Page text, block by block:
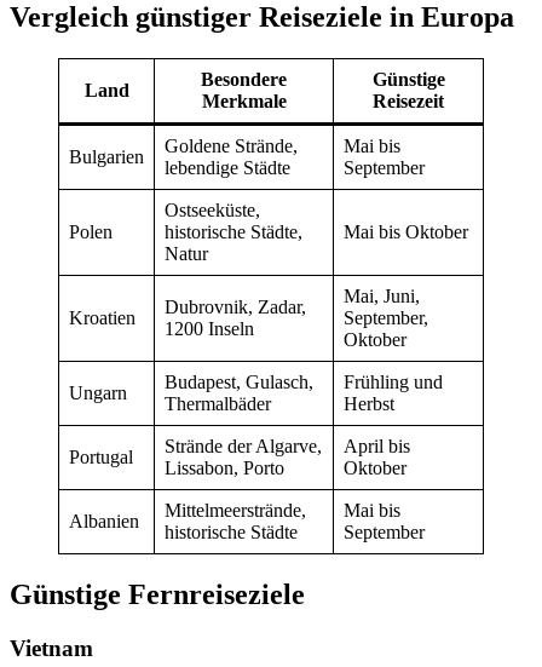
Vergleich günstiger Reiseziele in Europa
Land
Besondere
Merkmale
Günstige
Reisezeit
Bulgarien
Goldene Strände,
lebendige Städte
Mai bis
September
Polen
Ostseeküste,
historische Städte,
Natur
Mai bis Oktober
Kroatien
Dubrovnik, Zadar,
1200 Inseln
Mai, Juni,
September,
Oktober
Ungarn
Budapest, Gulasch,
Thermalbäder
Frühling und
Herbst
Portugal
Strände der Algarve,
Lissabon, Porto
April bis
Oktober
Albanien
Mittelmeerstrände,
historische Städte
Mai bis
September
Günstige Fernreiseziele
Vietnam